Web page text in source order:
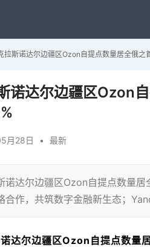
拉斯诺达尔边疆区Ozon自提点数量居全俄之
诺达尔边疆区Ozon
月28日 • 最新
诺达尔边疆区Ozon自提点数量
合作，共筑数字金融新生态；
达尔边疆区Ozon自提点数量